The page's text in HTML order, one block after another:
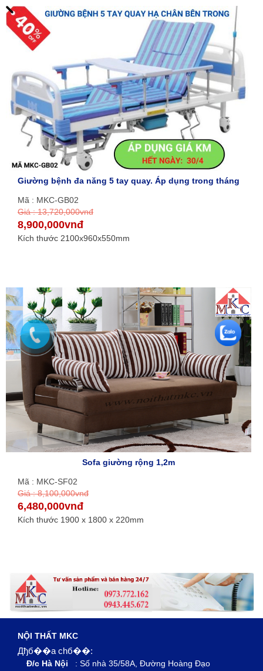
Giường bệnh đa năng 5 tay quay. Áp dụng trong tháng
Mã : MKC-GB02
Giá : 13,720,000vnđ
8,900,000vnđ
Kích thước 2100x960x550mm
Sofa giường rộng 1,2m
Mã : MKC-SF02
Giá : 8,100,000vnđ
6,480,000vnđ
Kích thước 1900 x 1800 x 220mm
NỘI THẤT MKC
Дђб��a chб��:
Đ/c Hà Nội : Số nhà 35/58A, Đường Hoàng Đạo